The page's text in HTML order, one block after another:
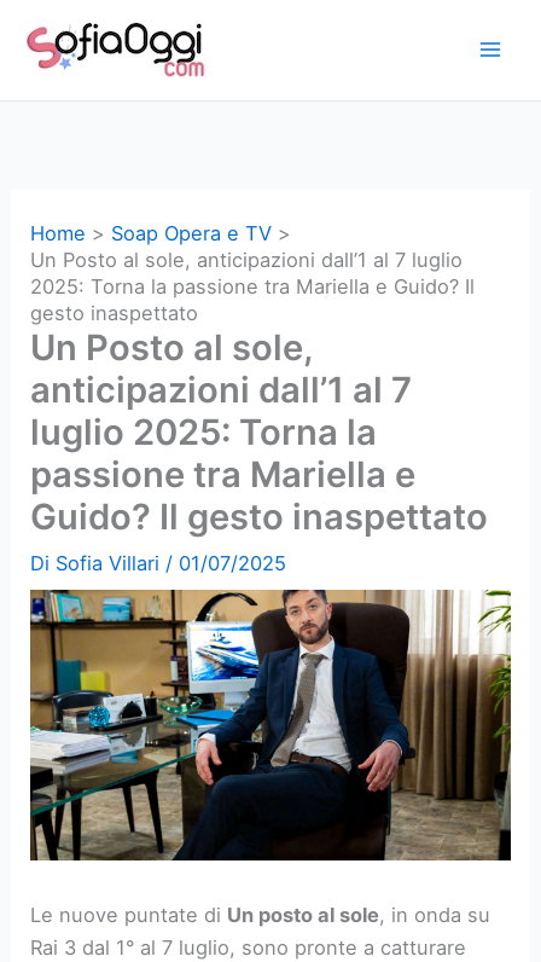
Home
Soap Opera e TV
Un Posto al sole, anticipazioni dall’1 al 7 luglio
2025: Torna la passione tra Mariella e Guido? Il
gesto inaspettato
Un Posto al sole,
anticipazioni dall’1 al 7
luglio 2025: Torna la
passione tra Mariella e
Guido? Il gesto inaspettato
Di Sofia Villari / 01/07/2025
Le nuove puntate di Un posto al sole, in onda su
Rai 3 dal 1° al 7 luglio, sono pronte a catturare